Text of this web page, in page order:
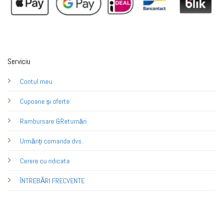
Serviciu
Contul meu
Cupoane și oferte
Rambursare &Returnări
Urmăriți comanda dvs.
Cerere cu ridicata
ÎNTREBĂRI FRECVENTE